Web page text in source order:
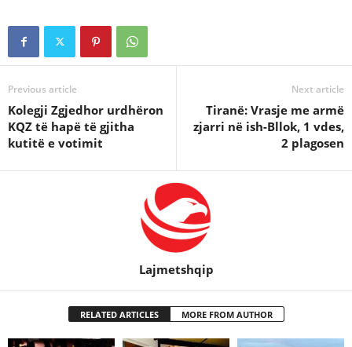
Previous article
Kolegji Zgjedhor urdhëron
KQZ të hapë të gjitha
kutitë e votimit
Next article
Tiranë: Vrasje me armë
zjarri në ish-Bllok, 1 vdes,
2 plagosen
Lajmetshqip
RELATED ARTICLES MORE FROM AUTHOR